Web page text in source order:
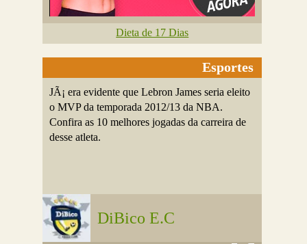
Dieta de 17 Dias
Esportes
JÃ¡ era evidente que Lebron James seria eleito
o MVP da temporada 2012/13 da NBA.
Confira as 10 melhores jogadas da carreira de
desse atleta.
DiBico E.C